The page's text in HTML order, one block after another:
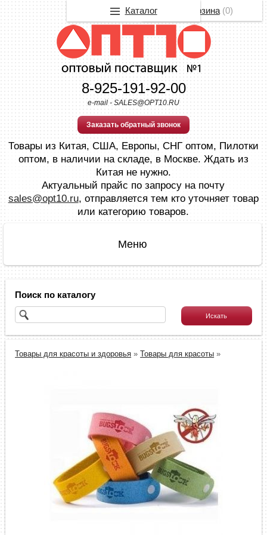
8-925-191-92-00
e-mail - SALES@OPT10.RU
Заказать обратный звонок
Товары из Китая, США, Европы, СНГ оптом, Пилотки
оптом, в наличии на складе, в Москве. Ждать из
Китая не нужно.
Актуальный прайс по запросу на почту
sales@opt10.ru, отправляется тем кто уточняет товар
или категорию товаров.
Поиск по каталогу
Товары для красоты и здоровья »Товары для красоты »
Корзина(0)
Каталог